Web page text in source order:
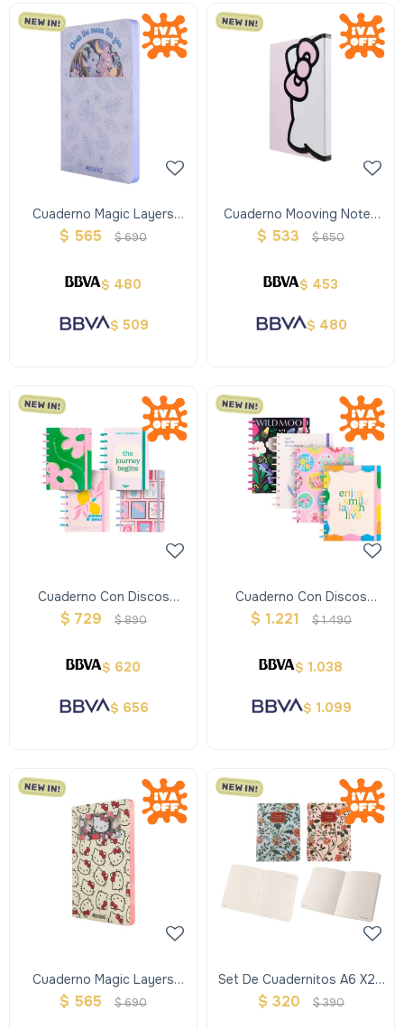
Cuaderno Magic Layers
Mooving Stitch
$ 565 $690
$ 480
$ 509
Cuaderno Mooving Notes
Hello Kitty A5
$ 533 $650
$ 453
$ 480
Cuaderno Con Discos
Mooving Tapa Dura A5
$ 729 $890
$ 620
$ 656
Cuaderno Con Discos
Mooving Tamaño Carta
$ 1.221 $1.490
$ 1.038
$ 1.099
Cuaderno Magic Layers
Mooving Kello Kitty
$ 565 $690
Set De Cuadernitos A6 X2 -
Ibi Craft
$ 320 $390